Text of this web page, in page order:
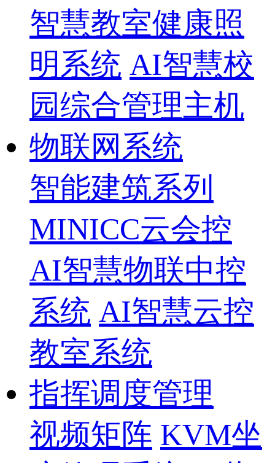
智慧教室健康照
明系统 AI智慧校
园综合管理主机
物联网系统
智能建筑系列
MINICC云会控
AI智慧物联中控
系统 AI智慧云控
教室系统
指挥调度管理
视频矩阵 KVM坐